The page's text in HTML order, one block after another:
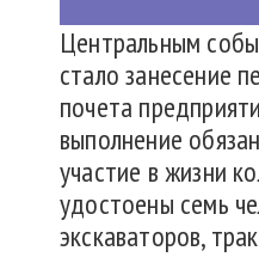
Центральным
стало занесение
почета
выполнение
участие в жизни
удостоены семь
экскаваторов,